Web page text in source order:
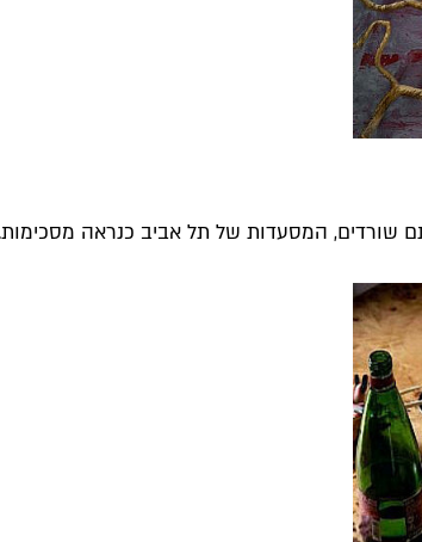
המסעדות של תל אביב כנראה מסכימות.